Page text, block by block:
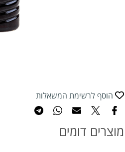
הוסף לרשימת המשאלות
מוצרים דומים